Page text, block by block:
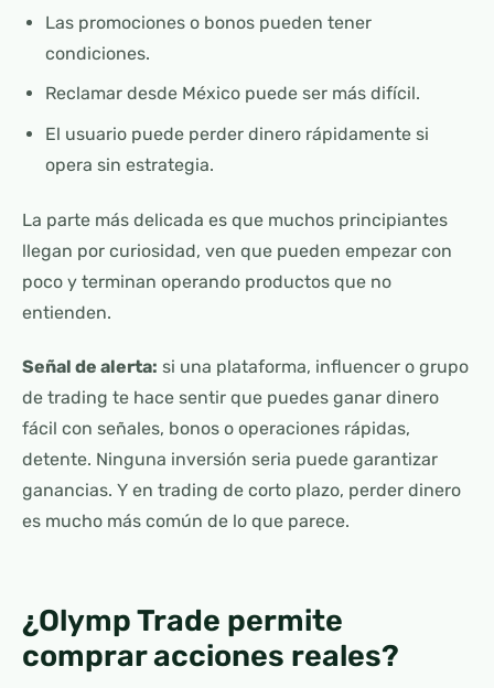
Las promociones o bonos pueden tener
condiciones.
Reclamar desde México puede ser más difícil.
El usuario puede perder dinero rápidamente si
opera sin estrategia.
La parte más delicada es que muchos principiantes
llegan por curiosidad, ven que pueden empezar con
poco y terminan operando productos que no
entienden.
Señal de alerta: si una plataforma, influencer o grupo
de trading te hace sentir que puedes ganar dinero
fácil con señales, bonos o operaciones rápidas,
detente. Ninguna inversión seria puede garantizar
ganancias. Y en trading de corto plazo, perder dinero
es mucho más común de lo que parece.
¿Olymp Trade permite
comprar acciones reales?